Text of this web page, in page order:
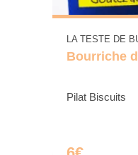
LA TESTE DE
Bourriche
Pilat Biscuits